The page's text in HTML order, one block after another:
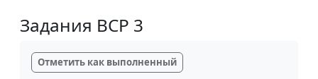
Задания ВСР 3
Отметить как выполненный